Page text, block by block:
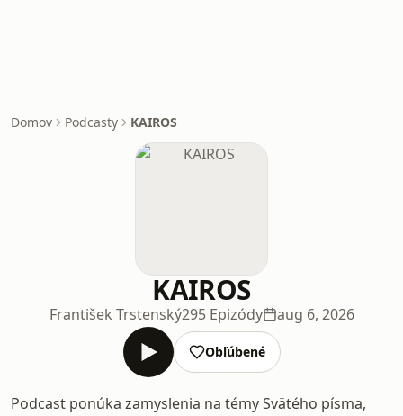
Domov Podcasty KAIROS
KAIROS
František Trstenský295 Epizódy aug 6, 2026
Obľúbené
Podcast ponúka zamyslenia na témy Svätého písma,